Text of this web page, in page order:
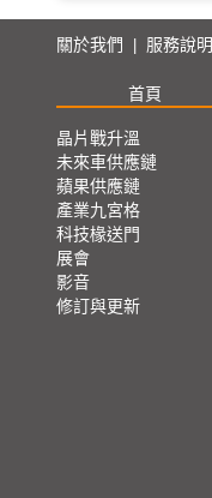
關於我們 服務說明
首頁
晶片戰升溫
未來車供應鏈
蘋果供應鏈
產業九宮格
科技椽送門
展會
影音
修訂與更新